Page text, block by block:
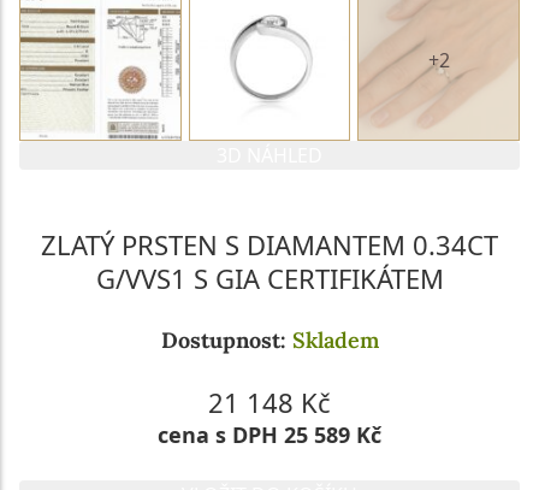
+2
ZLATÝ PRSTEN S DIAMANTEM 0.34CT
G/VVS1 S GIA CERTIFIKÁTEM
Dostupnost: Skladem
21 148 Kč
cena s DPH 25 589 Kč